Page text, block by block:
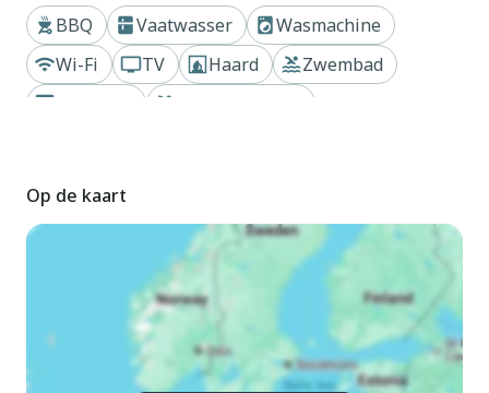
gratis). Niet rokers woning. Maximaal 1 huisdier/hond
toegestaan. Privé ingang. IT047006B5A0978ZNK
Buiten
alleengebruik: tuin 170 m2 (omheind) met bloemen en
bomen, openluchtzwembad omheind (8 x 4 m,
seizoensgebonden beschikbaarheid: 01.Apr. - 30.Okt.).
Buitendouche, poolhouse met koelkast en fornuis, prieel,
tuinmeubelen, grill, kinderspeelplaats, onderhoud zwembad
door de eigenaar/tuinman. In het huis: Internet (WiFi),
fitnessruimte, tafeltennis, tafelvoetbal, Verwarming ter
BBQ
Vaatwasser
Wasmachine
Wi-Fi
TV Haard
Zwembad
Op de kaart